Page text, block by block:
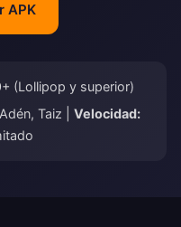
APK
(Lollipop y superior)
Taiz | Velocidad: